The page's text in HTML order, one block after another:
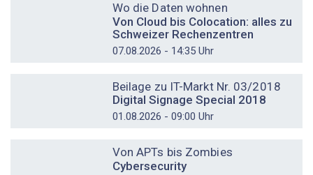
Wo die Daten wohnen
Von Cloud bis Colocation: alles zu
Schweizer Rechenzentren
07.08.2026 - 14:35 Uhr
Beilage zu IT-Markt Nr. 03/2018
Digital Signage Special 2018
01.08.2026 - 09:00 Uhr
Von APTs bis Zombies
Cybersecurity